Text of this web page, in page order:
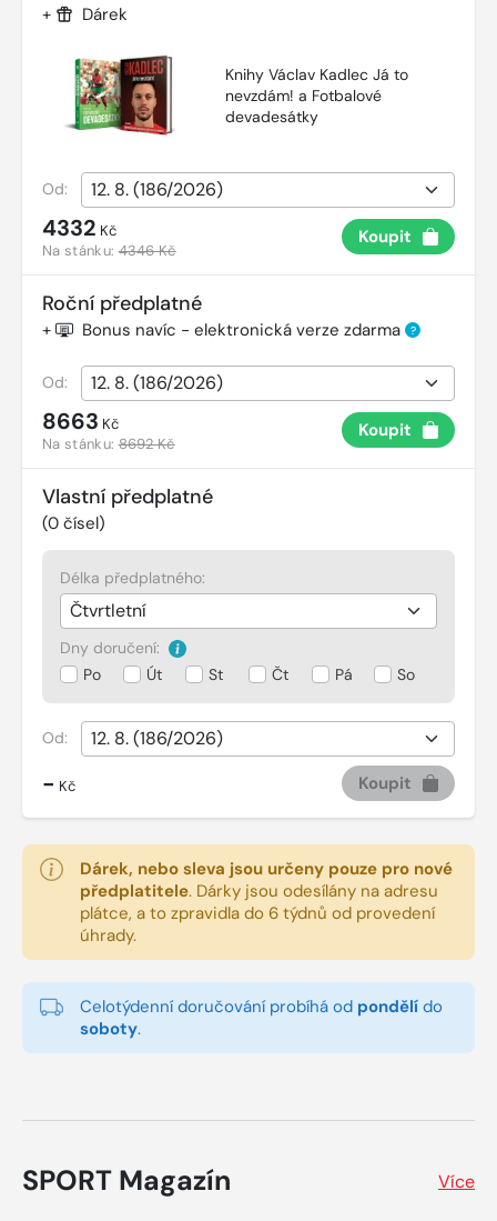
+ Dárek
Knihy Václav Kadlec Já to
nevzdám! a Fotbalové
devadesátky
Od:
4332 Kč
Na stánku:4346 Kč
Koupit
Roční předplatné
+ Bonus navíc - elektronická verze zdarma ?
Od:
8663 Kč
Na stánku:8692 Kč
Koupit
Vlastní předplatné
(0 čísel)
Délka předplatného:
Dny doručení:
Po
Út St Čt Pá So
Od:
- Kč Koupit
Dárek, nebo sleva jsou určeny pouze pro nové
předplatitele. Dárky jsou odesílány na adresu
plátce, a to zpravidla do 6 týdnů od provedení
úhrady.
Celotýdenní doručování probíhá od pondělí do
soboty.
SPORT Magazín Více